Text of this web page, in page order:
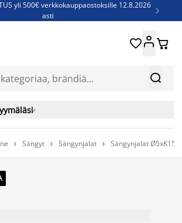
yli 500€ verkkokauppaostoksille 12.8.2026
asti

Jenkkisänkyjä - Säästä jopa 60% 
 

 Sängyt  Sängynjalat  Sängynjalat